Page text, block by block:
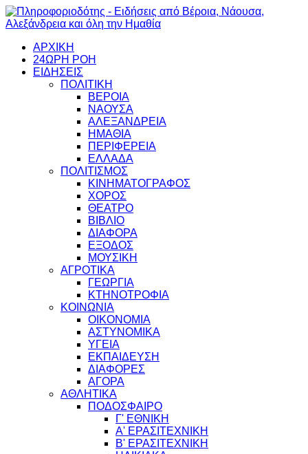
ΑΡΧΙΚΗ
24ΩΡΗ ΡΟΗ
ΕΙΔΗΣΕΙΣ
ΠΟΛΙΤΙΚΗ
ΒΕΡΟΙΑ
ΝΑΟΥΣΑ
ΑΛΕΞΑΝΔΡΕΙΑ
ΗΜΑΘΙΑ
ΠΕΡΙΦΕΡΕΙΑ
ΕΛΛΑΔΑ
ΠΟΛΙΤΙΣΜΟΣ
ΚΙΝΗΜΑΤΟΓΡΑΦΟΣ
ΧΟΡΟΣ
ΘΕΑΤΡΟ
ΒΙΒΛΙΟ
ΔΙΑΦΟΡΑ
ΕΞΟΔΟΣ
ΜΟΥΣΙΚΗ
ΑΓΡΟΤΙΚΑ
ΓΕΩΡΓΙΑ
ΚΤΗΝΟΤΡΟΦΙΑ
ΚΟΙΝΩΝΙΑ
ΟΙΚΟΝΟΜΙΑ
ΑΣΤΥΝΟΜΙΚΑ
ΥΓΕΙΑ
ΕΚΠΑΙΔΕΥΣΗ
ΔΙΑΦΟΡΕΣ
ΑΓΟΡΑ
ΑΘΛΗΤΙΚΑ
ΠΟΔΟΣΦΑΙΡΟ
Γ' ΕΘΝΙΚΗ
Α' ΕΡΑΣΙΤΕΧΝΙΚΗ
Β' ΕΡΑΣΙΤΕΧΝΙΚΗ